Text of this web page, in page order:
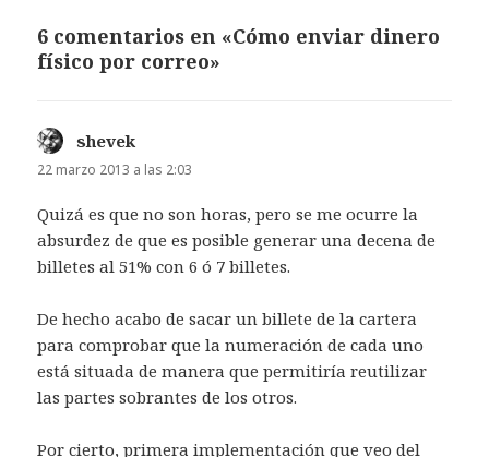
6 comentarios en «Cómo enviar dinero
físico por correo»
shevek
22 marzo 2013 a las 2:03
Quizá es que no son horas, pero se me ocurre la
absurdez de que es posible generar una decena de
billetes al 51% con 6 ó 7 billetes.
De hecho acabo de sacar un billete de la cartera
para comprobar que la numeración de cada uno
está situada de manera que permitiría reutilizar
las partes sobrantes de los otros.
Por cierto, primera implementación que veo del